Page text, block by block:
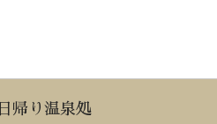
帰り温泉処